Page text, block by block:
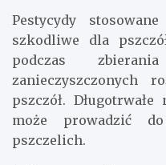
Pestycydy
szkodliwe dla
podczas
zanieczyszczonych
pszczół.
może prowadzić
pszczelich.